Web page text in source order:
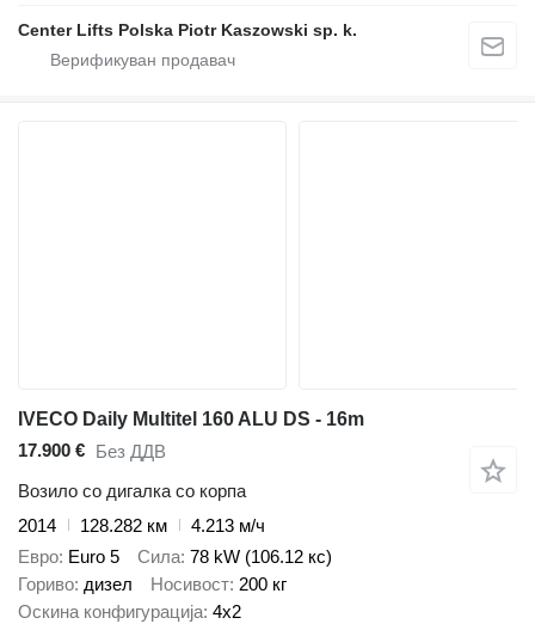
Center Lifts Polska Piotr Kaszowski sp. k.
IVECO Daily Multitel 160 ALU DS - 16m
17.900 € Без ДДВ
Возило со дигалка со корпа
2014
128.282 км
4.213 м/ч
Евро Euro 5 Сила 78 kW (106.12 кс)
Гориво дизел Носивост 200 кг
Оскина конфигурација 4x2